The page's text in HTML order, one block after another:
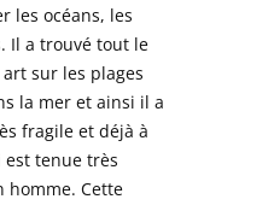
les océans, les
Il a trouvé tout le
sur les plages
la mer et ainsi il a
fragile et déjà à
tenue très
homme. Cette